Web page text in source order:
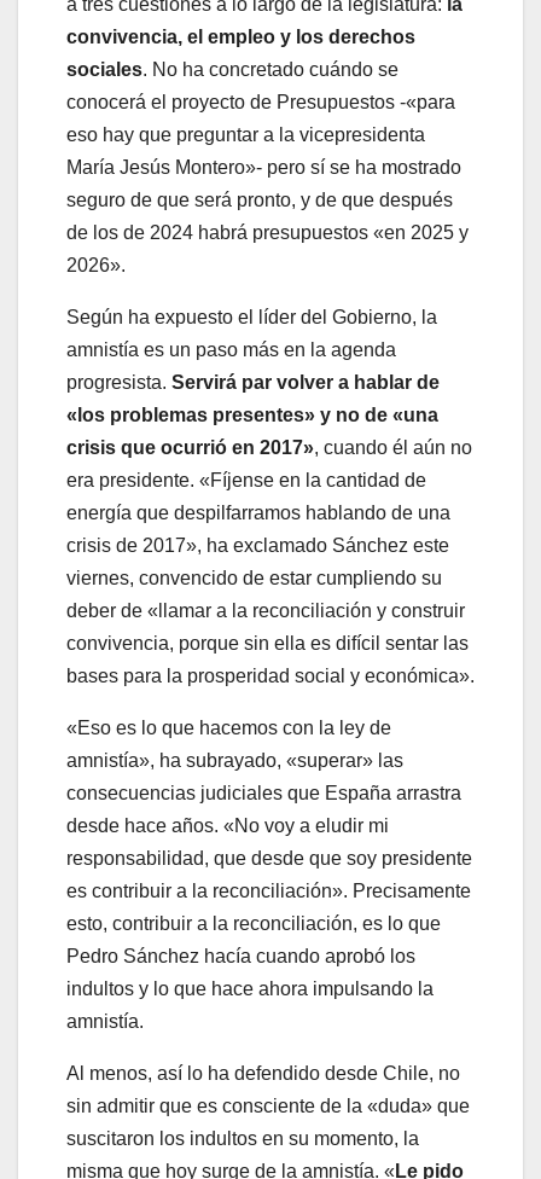
a tres cuestiones a lo largo de la legislatura: la
convivencia, el empleo y los derechos
sociales. No ha concretado cuándo se
conocerá el proyecto de Presupuestos -«para
eso hay que preguntar a la vicepresidenta
María Jesús Montero»- pero sí se ha mostrado
seguro de que será pronto, y de que después
de los de 2024 habrá presupuestos «en 2025 y
2026».
Según ha expuesto el líder del Gobierno, la
amnistía es un paso más en la agenda
progresista. Servirá par volver a hablar de
«los problemas presentes» y no de «una
crisis que ocurrió en 2017», cuando él aún no
era presidente. «Fíjense en la cantidad de
energía que despilfarramos hablando de una
crisis de 2017», ha exclamado Sánchez este
viernes, convencido de estar cumpliendo su
deber de «llamar a la reconciliación y construir
convivencia, porque sin ella es difícil sentar las
bases para la prosperidad social y económica».
«Eso es lo que hacemos con la ley de
amnistía», ha subrayado, «superar» las
consecuencias judiciales que España arrastra
desde hace años. «No voy a eludir mi
responsabilidad, que desde que soy presidente
es contribuir a la reconciliación». Precisamente
esto, contribuir a la reconciliación, es lo que
Pedro Sánchez hacía cuando aprobó los
indultos y lo que hace ahora impulsando la
amnistía.
Al menos, así lo ha defendido desde Chile, no
sin admitir que es consciente de la «duda» que
suscitaron los indultos en su momento, la
misma que hoy surge de la amnistía. « Le pido